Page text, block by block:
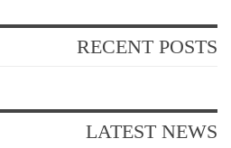
RECENT POSTS
LATEST NEWS